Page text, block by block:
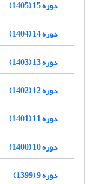
دوره 15 (1405)
دوره 14 (1404)
دوره 13 (1403)
دوره 12 (1402)
دوره 11 (1401)
دوره 10 (1400)
دوره 9 (1399)